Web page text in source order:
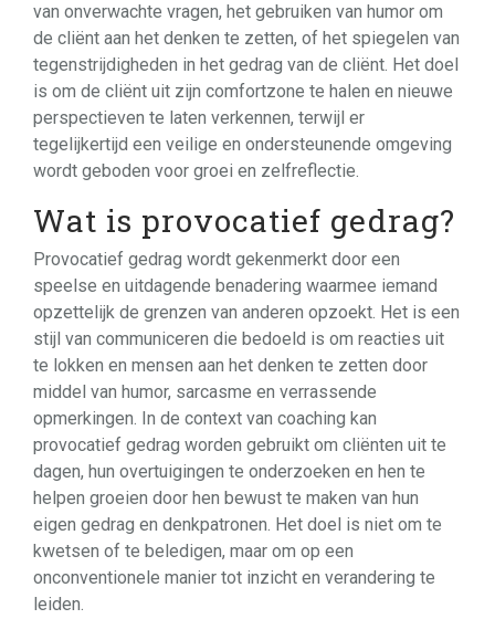
van onverwachte vragen, het gebruiken van humor om
de cliënt aan het denken te zetten, of het spiegelen van
tegenstrijdigheden in het gedrag van de cliënt. Het doel
is om de cliënt uit zijn comfortzone te halen en nieuwe
perspectieven te laten verkennen, terwijl er
tegelijkertijd een veilige en ondersteunende omgeving
wordt geboden voor groei en zelfreflectie.
Wat is provocatief gedrag?
Provocatief gedrag wordt gekenmerkt door een
speelse en uitdagende benadering waarmee iemand
opzettelijk de grenzen van anderen opzoekt. Het is een
stijl van communiceren die bedoeld is om reacties uit
te lokken en mensen aan het denken te zetten door
middel van humor, sarcasme en verrassende
opmerkingen. In de context van coaching kan
provocatief gedrag worden gebruikt om cliënten uit te
dagen, hun overtuigingen te onderzoeken en hen te
helpen groeien door hen bewust te maken van hun
eigen gedrag en denkpatronen. Het doel is niet om te
kwetsen of te beledigen, maar om op een
onconventionele manier tot inzicht en verandering te
leiden.